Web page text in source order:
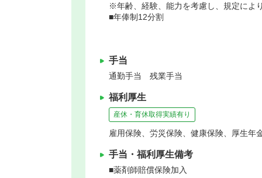
※年齢、経験、能力を考慮し、規定によ
■年俸制12分割
手当
通勤手当 残業手当
福利厚生
産休・育休取得実績有り
雇用保険、労災保険、健康保険、厚生年
手当・福利厚生備考
■薬剤師賠償保険加入